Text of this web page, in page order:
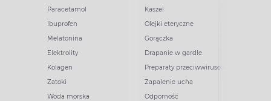
Paracetamol
Ibuprofen
Melatonina
Elektrolity
Kolagen
Zatoki
Woda morska
Kaszel
Olejki eteryczne
Gorączka
Drapanie w gardle
Preparaty przeciwwirusowe
Zapalenie ucha
Odporność